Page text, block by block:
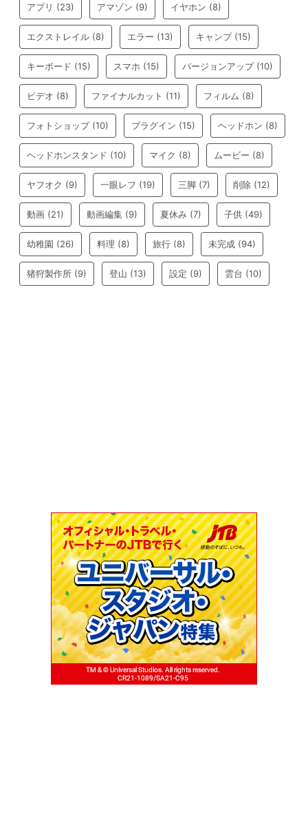
アプリ (23) アマゾン (9) イヤホン (8)
エクストレイル (8) エラー (13) キャンプ(15)
キーボード (15) スマホ (15) バージョンアップ(10)
ビデオ (8) ファイナルカット (11) フィルム (8)
フォトショップ(10) プラグイン (15) ヘッドホン (8)
ヘッドホンスタンド (10) マイク (8) ムービー (8)
ヤフオク (9) 一眼レフ (19) 三脚 (7) 削除 (12)
動画 (21) 動画編集 (9) 夏休み (7) 子供 (49)
幼稚園 (26) 料理 (8) 旅行 (8) 未完成 (94)
猪狩製作所 (9) 登山 (13) 設定 (9) 雲台 (10)